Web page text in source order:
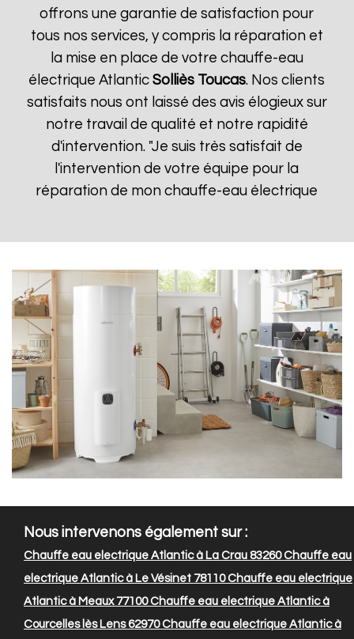
offrons une garantie de satisfaction pour
tous nos services, y compris la réparation et
la mise en place de votre chauffe-eau
électrique AtlanticSolliès Toucas. Nos clients
satisfaits nous ont laissé des avis élogieux sur
notre travail de qualité et notre rapidité
d'intervention. "Je suis très satisfait de
l'intervention de votre équipe pour la
réparation de mon chauffe-eau électrique
Nous intervenons également sur :
Chauffe eau electrique Atlantic à La Crau 83260Chauffe eau
electrique Atlantic à Le Vésinet 78110Chauffe eau electrique
Atlantic à Meaux 77100Chauffe eau electrique Atlantic à
Courcelles lès Lens 62970Chauffe eau electrique Atlantic à